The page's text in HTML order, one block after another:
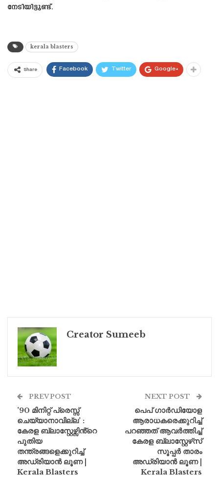
നേടിയിട്ടുണ്ട്.
kerala blasters
Share Facebook Twitter Google+
Creator Sumeeb
PREV POST
’90 മിനിറ്റ് പ്രെസ്സ്
ചെയ്യാനാവില്ല’ :
കേരള ബ്ലാസ്റ്റേഴ്സിൻ്റെ
പുതിയ
തന്ത്രങ്ങളെക്കുറിച്ച്
അഡ്രിയാൻ ലൂണ |
Kerala Blasters
NEXT POST
പെപ് ഗാർഡിയോള
ആരാധകരെക്കുറിച്ച്
പറഞ്ഞത് ആവർത്തിച്ച്
കേരള ബ്ലാസ്റ്റേഴ്‌സ്
സൂപ്പർ താരം
അഡ്രിയാൻ ലൂണ |
Kerala Blasters